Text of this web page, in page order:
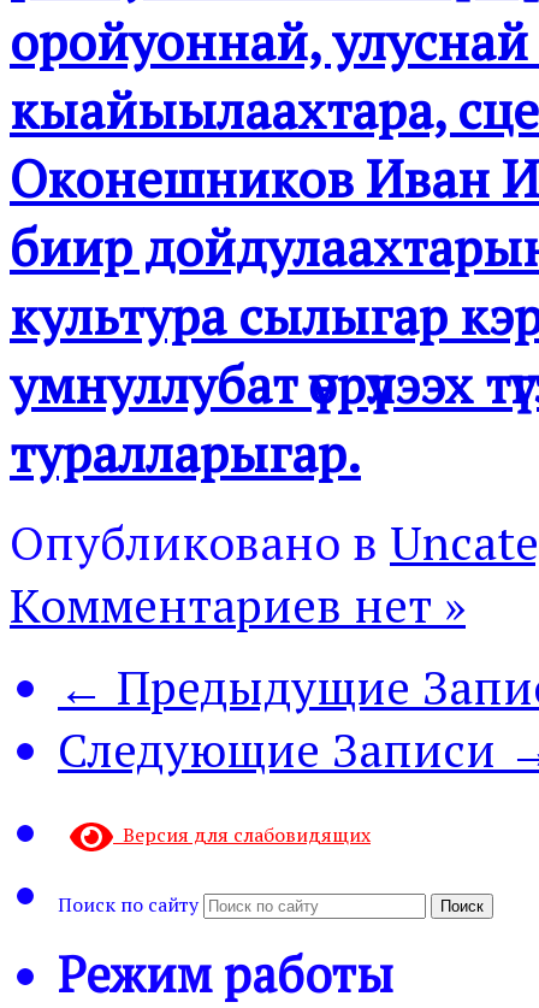
оройуоннай, улуснай
кыайыылаахтара,
Оконешников Иван
биир дойдулаахтарын
культура сылыгар
умнуллубат үөрүүлээх
туралларыгар.
Опубликовано в
Комментариев нет »
← Предыдущие
Следующие Записи
Версия для слабовидящих
Поиск по сайту Поиск
Режим работы